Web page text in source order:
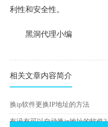
利性和安全性。
黑洞代理小编
相关文章内容简介
换ip软件更换IP地址的方法
有没有可以自动换ip地址的软件?